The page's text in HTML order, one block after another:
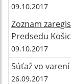
09.10.2017
Zoznam
Predsedu
09.10.2017
Súťaž vo varení
26.09.2017